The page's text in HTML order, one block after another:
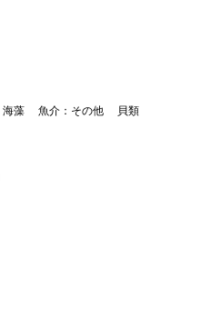
海藻 魚介：その他 貝類